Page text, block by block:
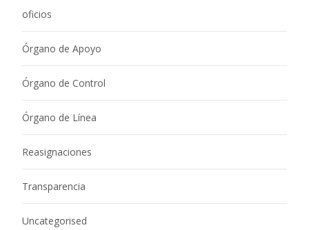
oficios
Órgano de Apoyo
Órgano de Control
Órgano de Línea
Reasignaciones
Transparencia
Uncategorised